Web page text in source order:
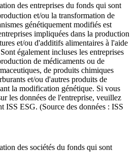
des entreprises du fonds qui sont
et/ou la transformation de
génétiquement modifiés est
impliquées dans la production
et/ou d'additifs alimentaires à l'aide
également incluses les entreprises
de médicaments ou de
de produits chimiques
et/ou d'autres produits de
la modification génétique. Si vous
les données de l'entreprise, veuillez
ISS ESG. (Source des données : ISS
des sociétés du fonds qui sont